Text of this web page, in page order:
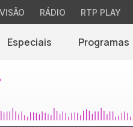
RÁDIO RTP PLAY
Especiais Programas